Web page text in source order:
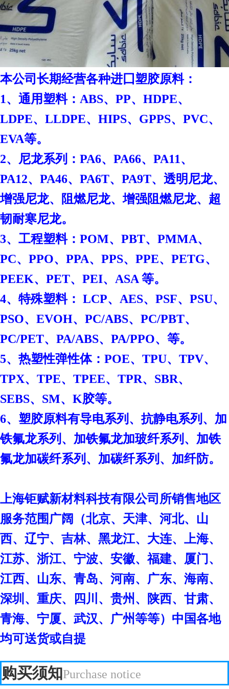
本公司长期经营各种进囗塑胶原料：
1、通用塑料：ABS、PP、HDPE、
LDPE、LLDPE、HIPS、GPPS、PVC、
EVA等。
2、尼龙系列：PA6、PA66、PA11、
PA12、PA46、PA6T、PA9T、透明尼龙、
增强尼龙、阻燃尼龙、增强阻燃尼龙、超
韧耐寒尼龙。
3、工程塑料：POM、PBT、PMMA、
PC、PPO、PPA、PPS、PPE、PETG、
PEEK、PET、PEI、ASA 等。
4、特殊塑料： LCP、AES、PSF、PSU、
PSO、EVOH、PC/ABS、PC/PBT、
PC/PET、PA/ABS、PA/PPO、等。
5、热塑性弹性体：POE、 TPU、TPV、
TPX、TPE、TPEE、TPR、SBR、
SEBS、SM、K胶等。
6、塑胶原料有导电系列、抗静电系列、加
铁氟龙系列、加铁氟龙加玻纤系列、加铁
氟龙加碳纤系列、加碳纤系列、加纤防。
上海钜赋新材料科技有限公司 所销售地区
服务范围广阔（北京、天津、河北、山
西、辽宁、吉林、黑龙江、大连、上海、
江苏、浙江、宁波、安徽、福建、厦门、
江西、山东、青岛、河南、广东、海南、
深圳、重庆、四川、贵州、陕西、甘肃、
青海、宁厦、武汉、广州等等）中国各地
均可送货或自提
购买须知Purchase notice